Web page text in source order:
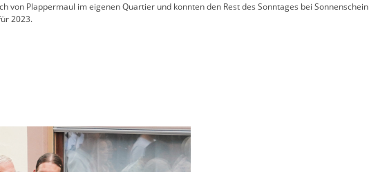
von Plappermaul im eigenen Quartier und konnten den Rest des Sonntages bei Sonnenschein
2023.